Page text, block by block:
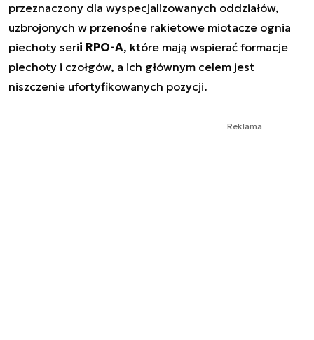
przeznaczony dla wyspecjalizowanych oddziałów,
uzbrojonych w przenośne rakietowe miotacze ognia
piechoty serii RPO-A, które mają wspierać formacje
piechoty i czołgów, a ich głównym celem jest
niszczenie ufortyfikowanych pozycji.
Reklama